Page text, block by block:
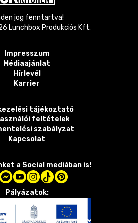
jog fenntartva!
Lunchbox Produkciós Kft.
Impresszum
Médiaajánlat
Hírlevél
Karrier
tájékoztató
feltételek
szabályzat
Kapcsolat
a Social mediában is!
Pályázatok: